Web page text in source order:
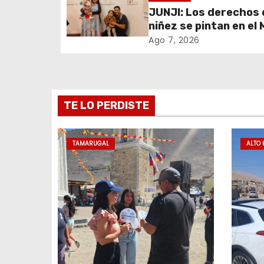
i
ó
e
e
n
t
r
a
d
oportuno a 30 días
JUNJI: Los derechos
niñez se pintan en el
Regional
Ago 7, 2026
TE LO PERDISTE
TAMARUGAL ALTO